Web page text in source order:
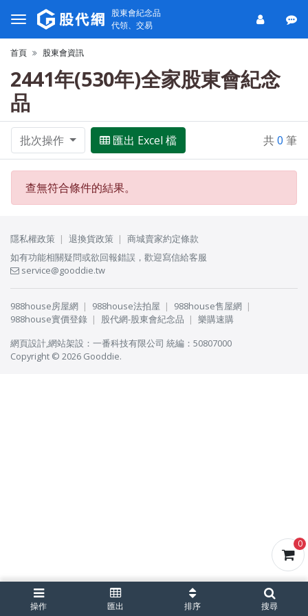
0
股東會紀念品
代領、交易
首頁 股東會資訊
2441年(530年)全家股東會紀念
品
批次操作 匯出 Excel 檔 共0 筆
查無符合條件的結果。
操作 匯出 排序 搜尋
隱私權政策 退換貨政策
商城賣家約定條款
如有功能相關疑問或欲回報錯誤，歡迎寫信給客服
service@gooddie.tw
988house房屋網 988house法拍屋
988house售屋網
988house實價登錄
股代網-股東會紀念品
樂購速購
網頁設計,網站架設 ： 一番科技有限公司 統編：50807000
Copyright © 2026 Gooddie.